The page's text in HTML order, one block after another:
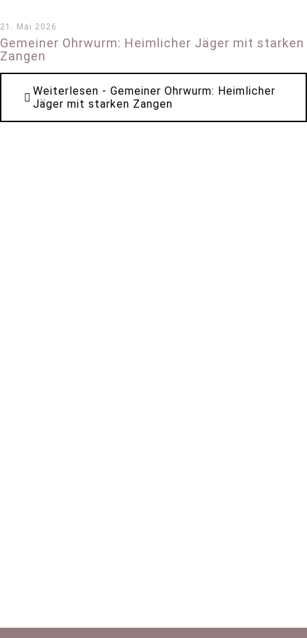
21. Mai 2026
Gemeiner Ohrwurm: Heimlicher Jäger mit starken
Zangen
Weiterlesen - Gemeiner Ohrwurm: Heimlicher
Jäger mit starken Zangen